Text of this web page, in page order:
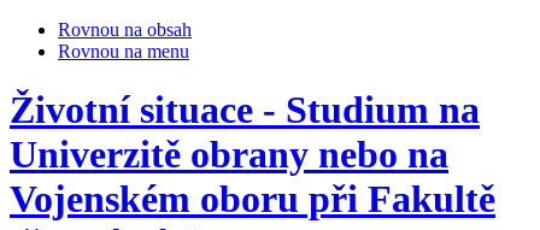
Rovnou na obsah
Rovnou na menu
Životní situace - Studium na
Univerzitě obrany nebo na
Vojenském oboru při Fakultě